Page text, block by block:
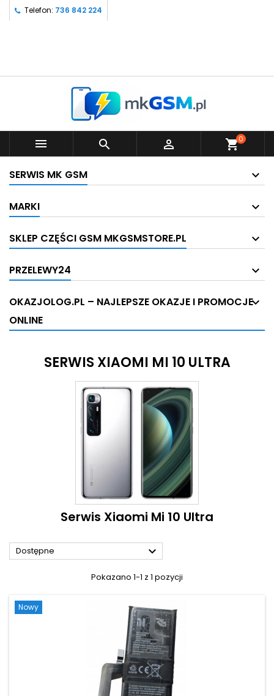
Telefon: 736 842 224
   shopping_cart0
SERWIS MK GSM
MARKI
SKLEP CZĘŚCI GSM MKGSMSTORE.PL
PRZELEWY24
OKAZJOLOG.PL – NAJLEPSZE OKAZJE I PROMOCJE
ONLINE
SERWIS XIAOMI MI 10 ULTRA
Serwis Xiaomi Mi 10 Ultra
Dostępne 
Pokazano 1-1 z 1 pozycji
Nowy